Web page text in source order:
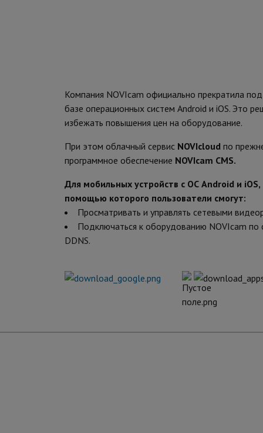
Компания NOVIcam официально прекратила
базе операционных систем Android и iOS. Это
избежать повышения цен на оборудование.
При этом облачный сервис NOVIcloud по
программное обеспечение NOVIcam CMS.
Для мобильных устройств с ОС Android и
помощью которого пользователи смогут:
Просматривать и управлять сетевыми
Подключаться к оборудованию NOVIcam по
DDNS.